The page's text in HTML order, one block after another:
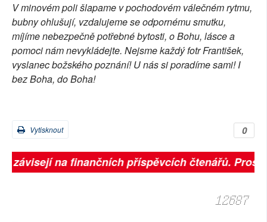
V minovém poli šlapame v pochodovém válečném rytmu,
bubny ohlušují, vzdalujeme se odpornému smutku,
míjíme nebezpečně potřebné bytosti, o Bohu, lásce a
pomoci nám nevykládejte. Nejsme každý fotr František,
vyslanec božského poznání! U nás si poradíme sami! I
bez Boha, do Boha!
0
Vytisknout
závisejí na finančních příspěvcích čtenářů.
12687